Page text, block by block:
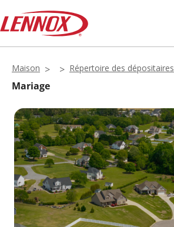
Maison Répertoire des dépositaires
Mariage